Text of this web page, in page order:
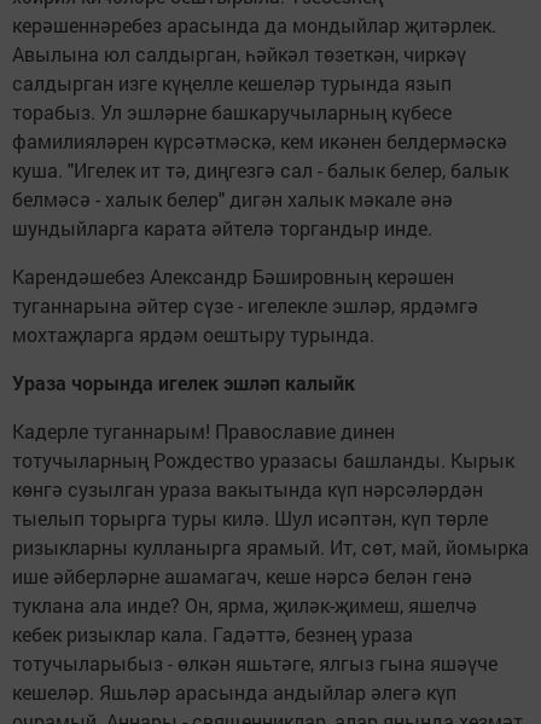
керәшеннәребез арасында да мондыйлар җитәрлек.
Авылына юл салдырган, һәйкәл төзеткән, чиркәү
салдырган изге күңелле кешеләр турында язып
торабыз. Ул эшләрне башкаручыларның күбесе
фамилияләрен күрсәтмәскә, кем икәнен белдермәскә
куша. "Игелек ит тә, диңгезгә сал - балык белер, балык
белмәсә - халык белер" дигән халык мәкале әнә
шундыйларга карата әйтелә торгандыр инде.
Карендәшебез Александр Бәшировның керәшен
туганнарына әйтер сүзе - игелекле эшләр, ярдәмгә
мохтаҗларга ярдәм оештыру турында.
Ураза чорында игелек эшләп калыйк
Кадерле туганнарым! Православие динен
тотучыларның Рождество уразасы башланды. Кырык
көнгә сузылган ураза вакытында күп нәрсәләрдән
тыелып торырга туры килә. Шул исәптән, күп төрле
ризыкларны кулланырга ярамый. Ит, сөт, май, йомырка
ише әйберләрне ашамагач, кеше нәрсә белән генә
туклана ала инде? Он, ярма, җиләк-җимеш, яшелчә
кебек ризыклар кала. Гадәттә, безнең ураза
тотучыларыбыз - өлкән яшьтәге, ялгыз гына яшәүче
кешеләр. Яшьләр арасында андыйлар әлегә күп